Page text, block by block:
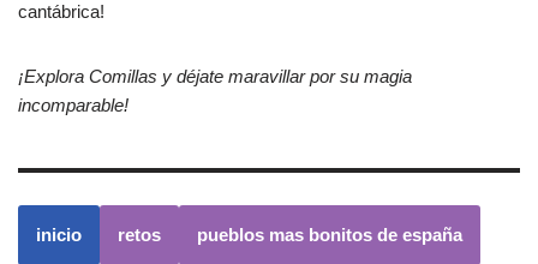
cantábrica!
¡Explora Comillas y déjate maravillar por su magia
incomparable!
inicio retos pueblos mas bonitos de españa